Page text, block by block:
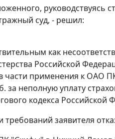
руководствуясь
суд, - решил:
как
Российской
части применения к ОАО
за неполную уплату
кодекса Российской
требований заявителя